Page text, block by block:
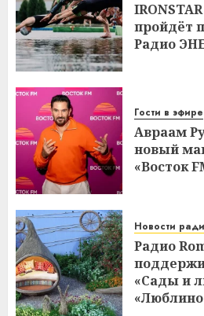
пройдёт
Радио
Гости в эфире
Авраам
новый
«Восток
Новости
Радио
«Сады и